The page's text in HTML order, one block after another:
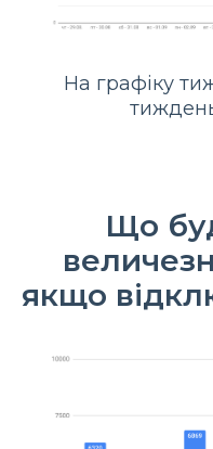
На графіку
Що
якщо